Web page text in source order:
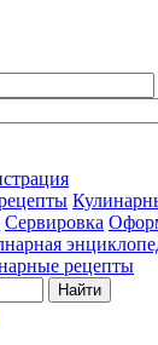
Сервировка
рецепты
Найти